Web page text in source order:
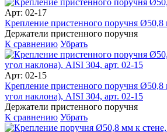
Арт: 02-17
Крепление пристенного поручня Ø50,8
Держатели пристенного поручня
К сравнению Убрать
Арт: 02-15
Крепление пристенного поручня
угол наклона), AISI 304, арт. 02-15
Держатели пристенного поручня
К сравнению Убрать